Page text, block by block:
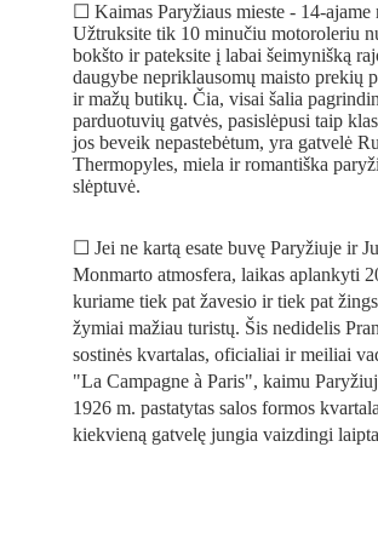
☐ Kaimas Paryžiaus mieste - 14-ajame
Užtruksite tik 10 minučiu motoroleriu
bokšto ir pateksite į labai šeimynišką
daugybe nepriklausomų maisto prekių
ir mažų butikų. Čia, visai šalia
parduotuvių gatvės, pasislėpusi taip
jos beveik nepastebėtum, yra gatvelė
Thermopyles, miela ir romantiška
slėptuvė.
☐ Jei ne kartą esate buvę Paryžiuje ir
Monmarto atmosfera, laikas aplankyti
kuriame tiek pat žavesio ir tiek pat
žymiai mažiau turistų. Šis nedidelis
sostinės kvartalas, oficialiai ir meiliai
"La Campagne à Paris", kaimu
1926 m. pastatytas salos formos
kiekvieną gatvelę jungia vaizdingi